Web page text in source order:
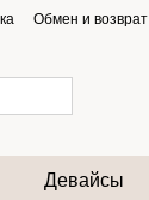
Обмен и возврат
Девайсы